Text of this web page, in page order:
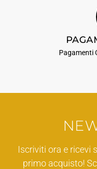
Pagamenti
Iscriviti ora e ricevi
primo acquisto!